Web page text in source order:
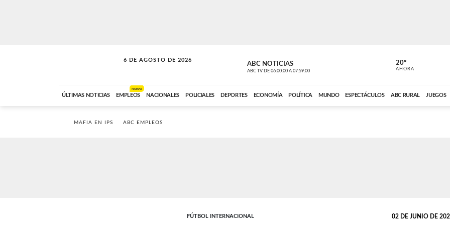
6 DE AGOSTO DE 2026
LA INCONDICIONAL ABC NOTICIAS
ABC TV DE 06:00:00 A 07:59:00 ABC CARDINAL
20º
AHORA
ÚLTIMAS NOTICIAS EMPLEOS
NUEVO
NACIONALES POLICIALES DEPORTES ECONOMÍA POLÍTICA MUNDO ESPECTÁCULOS ABC RURAL JUEGOS
MAFIA EN IPS ABC EMPLEOS
FÚTBOL INTERNACIONAL 02 DE JUNIO DE